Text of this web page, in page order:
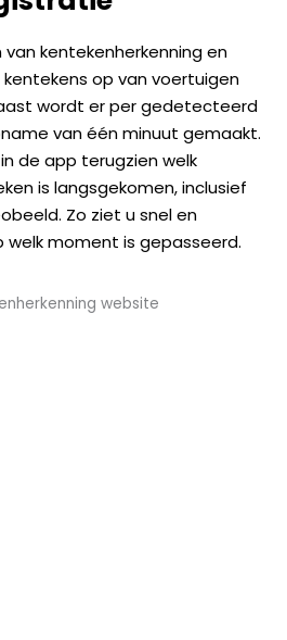
kentekenherkenning en
op van voertuigen
wordt er per gedetecteerd
van één minuut gemaakt.
de app terugzien welk
is langsgekomen, inclusief
Zo ziet u snel en
welk moment is gepasseerd.